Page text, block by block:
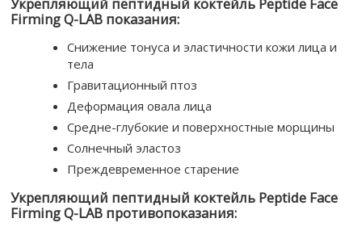
Firming Q-LAB показания:
Снижение тонуса и эластичности кожи лица и
тела
Гравитационный птоз
Деформация овала лица
Средне-глубокие и поверхностные морщины
Солнечный эластоз
Преждевременное старение
Укрепляющий пептидный коктейль Peptide Face
Firming Q-LAB противопоказания: